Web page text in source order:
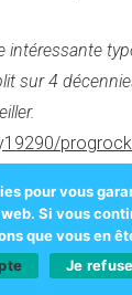
intéressante
sur 4
rock, art rock
pour vous
Si vous
que vous en
Je refuse